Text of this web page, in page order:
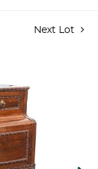
Next Lot